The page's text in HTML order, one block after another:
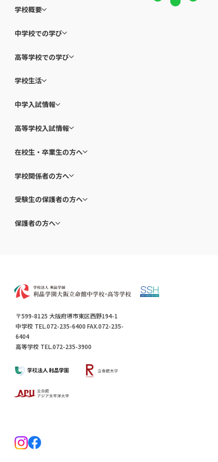
学校概要
中学校での学び
高等学校での学び
学校生活
中学入試情報
高等学校入試情報
在校生・卒業生の方へ
学校関係者の方へ
受験生の保護者の方へ
保護者の方へ
〒599-8125 大阪府堺市東区西野194-1
中学校 TEL.072-235-6400 FAX.072-235-
6404
高等学校 TEL.072-235-3900